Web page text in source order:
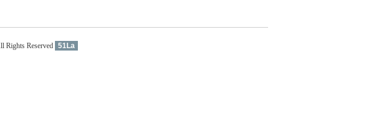
Rights Reserved 51La